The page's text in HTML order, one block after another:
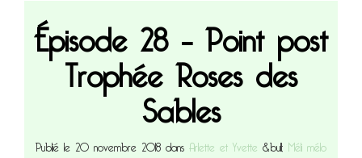
Épisode 28 – Point post
Trophée Roses des
Sables
Publié le 20 novembre 2018 dansArlette et Yvette &bull; Méli mélo